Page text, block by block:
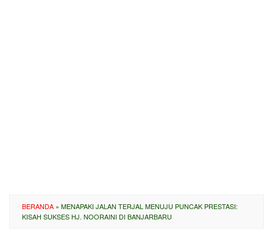
BERANDA » MENAPAKI JALAN TERJAL MENUJU PUNCAK PRESTASI:
KISAH SUKSES HJ. NOORAINI DI BANJARBARU